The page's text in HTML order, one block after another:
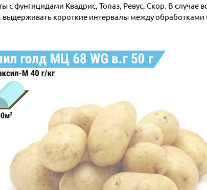
с фунгицидами Квадрис, Топаз, Ревус, Скор. В случае
выдерживать короткие интервалы между обработками